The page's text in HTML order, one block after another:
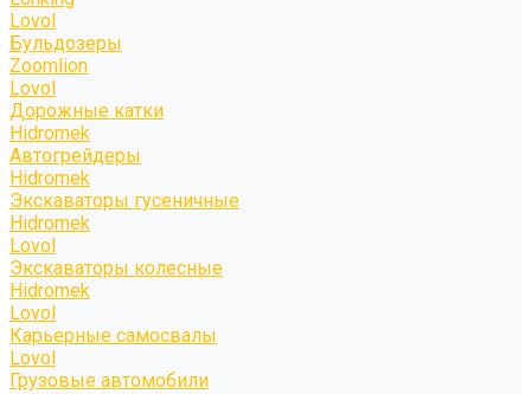
Lovol
Бульдозеры
Zoomlion
Lovol
Дорожные катки
Hidromek
Автогрейдеры
Hidromek
Экскаваторы гусеничные
Hidromek
Lovol
Экскаваторы колесные
Hidromek
Lovol
Карьерные самосвалы
Lovol
Грузовые автомобили